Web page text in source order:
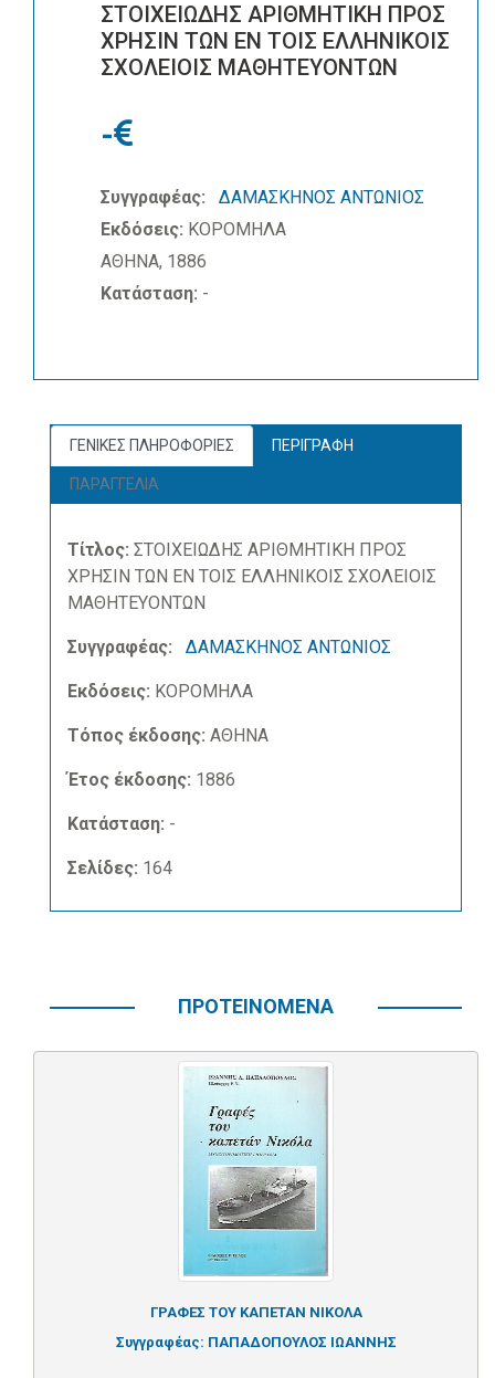
ΣΤΟΙΧΕΙΩΔΗΣ ΑΡΙΘΜΗΤΙΚΗ ΠΡΟΣ
ΧΡΗΣΙΝ ΤΩΝ ΕΝ ΤΟΙΣ ΕΛΛΗΝΙΚΟΙΣ
ΣΧΟΛΕΙΟΙΣ ΜΑΘΗΤΕΥΟΝΤΩΝ
-
Συγγραφέας:
ΔΑΜΑΣΚΗΝΟΣ ΑΝΤΩΝΙΟΣ
Εκδόσεις: ΚΟΡΟΜΗΛΑ
ΑΘΗΝΑ, 1886
Κατάσταση: -
ΓΕΝΙΚΕΣ ΠΛΗΡΟΦΟΡΙΕΣ ΠΕΡΙΓΡΑΦΗ
ΠΑΡΑΓΓΕΛΙΑ
Τίτλος: ΣΤΟΙΧΕΙΩΔΗΣ ΑΡΙΘΜΗΤΙΚΗ ΠΡΟΣ
ΧΡΗΣΙΝ ΤΩΝ ΕΝ ΤΟΙΣ ΕΛΛΗΝΙΚΟΙΣ ΣΧΟΛΕΙΟΙΣ
ΜΑΘΗΤΕΥΟΝΤΩΝ
Συγγραφέας: ΔΑΜΑΣΚΗΝΟΣ ΑΝΤΩΝΙΟΣ
Εκδόσεις: ΚΟΡΟΜΗΛΑ
Τόπος έκδοσης: ΑΘΗΝΑ
Έτος έκδοσης: 1886
Κατάσταση: -
Σελίδες: 164
ΠΡΟΤΕΙΝΟΜΕΝΑ
ΓΡΑΦΕΣ ΤΟΥ ΚΑΠΕΤΑΝ ΝΙΚΟΛΑ
Συγγραφέας: ΠΑΠΑΔΟΠΟΥΛΟΣ ΙΩΑΝΝΗΣ